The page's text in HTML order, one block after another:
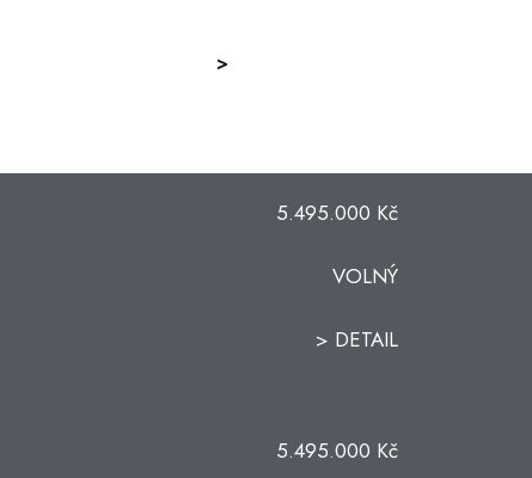
>
5.495.000 Kč
VOLNÝ
> DETAIL
5.495.000 Kč